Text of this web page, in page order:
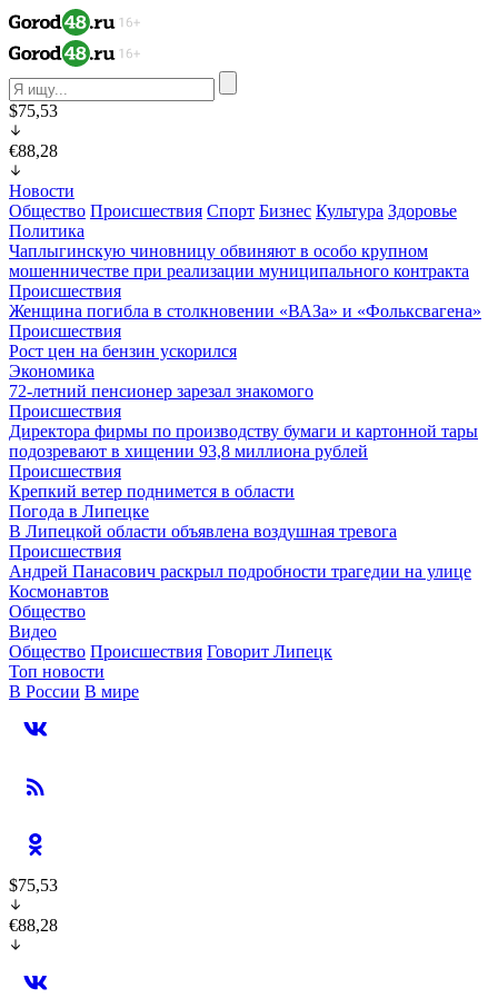
$75,53
€88,28
Новости
Общество Происшествия Спорт Бизнес Культура Здоровье
Политика
Чаплыгинскую чиновницу обвиняют в особо крупном
мошенничестве при реализации муниципального контракта
Происшествия
Женщина погибла в столкновении «ВАЗа» и «Фольксвагена»
Происшествия
Рост цен на бензин ускорился
Экономика
72-летний пенсионер зарезал знакомого
Происшествия
Директора фирмы по производству бумаги и картонной тары
подозревают в хищении 93,8 миллиона рублей
Происшествия
Крепкий ветер поднимется в области
Погода в Липецке
В Липецкой области объявлена воздушная тревога
Происшествия
Андрей Панасович раскрыл подробности трагедии на улице
Космонавтов
Общество
Видео
Общество Происшествия Говорит Липецк
Топ новости
В России В мире
$75,53
€88,28